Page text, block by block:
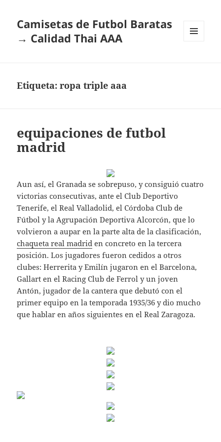
Camisetas de Futbol Baratas
→ Calidad Thai AAA
Etiqueta:ropa triple aaa
equipaciones de futbol
madrid
Aun así, el Granada se sobrepuso, y consiguió cuatro
victorias consecutivas, ante el Club Deportivo
Tenerife, el Real Valladolid, el Córdoba Club de
Fútbol y la Agrupación Deportiva Alcorcón, que lo
volvieron a aupar en la parte alta de la clasificación,
chaqueta real madrid en concreto en la tercera
posición. Los jugadores fueron cedidos a otros
clubes: Herrerita y Emilín jugaron en el Barcelona,
Gallart en el Racing Club de Ferrol y un joven
Antón, jugador de la cantera que debutó con el
primer equipo en la temporada 1935/36 y dio mucho
que hablar en años siguientes en el Real Zaragoza.